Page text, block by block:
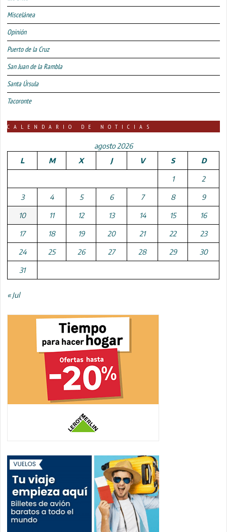
Miscelánea
Opinión
Puerto de la Cruz
San Juan de la Rambla
Santa Úrsula
Tacoronte
CALENDARIO DE NOTICIAS
agosto 2026
L
M X J V S D
1 2
3 4 5 6 7 8 9
10 11 12 13 14 15 16
17 18 19 20 21 22 23
24 25 26 27 28 29 30
31
« Jul